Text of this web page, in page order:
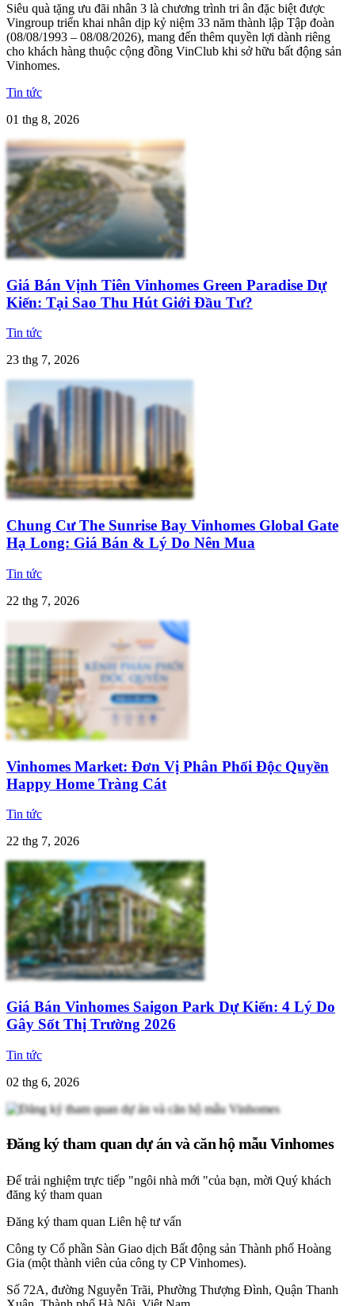
Siêu quà tặng ưu đãi nhân 3 là chương trình tri ân đặc biệt được
Vingroup triển khai nhân dịp kỷ niệm 33 năm thành lập Tập đoàn
(08/08/1993 – 08/08/2026), mang đến thêm quyền lợi dành riêng
cho khách hàng thuộc cộng đồng VinClub khi sở hữu bất động sản
Vinhomes.
Tin tức
01 thg 8, 2026
Giá Bán Vịnh Tiên Vinhomes Green Paradise Dự
Kiến: Tại Sao Thu Hút Giới Đầu Tư?
Tin tức
23 thg 7, 2026
Chung Cư The Sunrise Bay Vinhomes Global Gate
Hạ Long: Giá Bán & Lý Do Nên Mua
Tin tức
22 thg 7, 2026
Vinhomes Market: Đơn Vị Phân Phối Độc Quyền
Happy Home Tràng Cát
Tin tức
22 thg 7, 2026
Giá Bán Vinhomes Saigon Park Dự Kiến: 4 Lý Do
Gây Sốt Thị Trường 2026
Tin tức
02 thg 6, 2026
Đăng ký tham quan dự án và căn hộ mẫu Vinhomes
Để trải nghiệm trực tiếp "ngôi nhà mới "của bạn, mời Quý khách
đăng ký tham quan
Đăng ký tham quan Liên hệ tư vấn
Công ty Cổ phần Sàn Giao dịch Bất động sản Thành phố Hoàng
Gia (một thành viên của công ty CP Vinhomes).
Số 72A, đường Nguyễn Trãi, Phường Thượng Đình, Quận Thanh